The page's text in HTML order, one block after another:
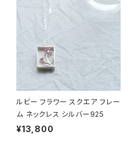
ルビー フラワー スクエア フレー
ム ネックレス シルバー925
¥13,800